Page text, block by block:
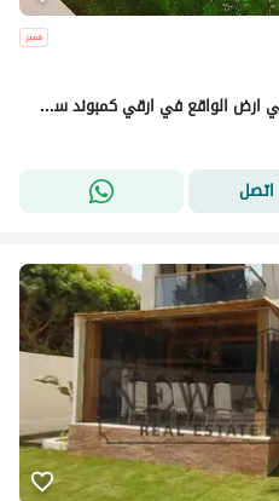
فيلا استلام فوري جاهزه للمعاينه علي ارض الواقع في ارقي كمبوند سكني في مدينة الشروق كمبوند المعادي فيو ( Maadi Viwe ) دقايق من مدينتي والتجمع الخامس
اتصل